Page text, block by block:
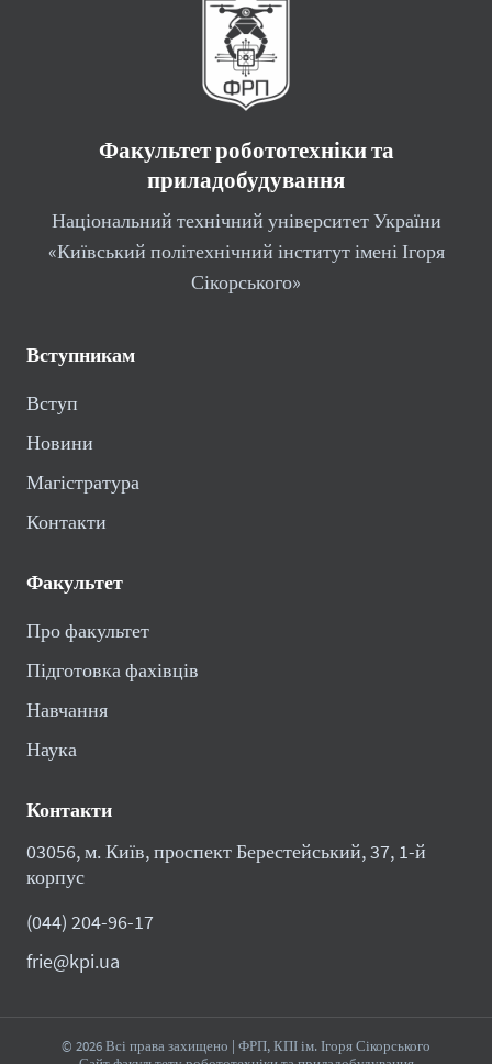
Факультет робототехніки та
приладобудування
Національний технічний університет України
«Київський політехнічний інститут імені Ігоря
Сікорського»
Вступникам
Вступ
Новини
Магістратура
Контакти
Факультет
Про факультет
Підготовка фахівців
Навчання
Наука
Контакти
03056, м. Київ, проспект Берестейський, 37, 1-й
корпус
(044) 204-96-17
frie@kpi.ua
© 2026 Всі права захищено | ФРП, КПІ ім. Ігоря Сікорського